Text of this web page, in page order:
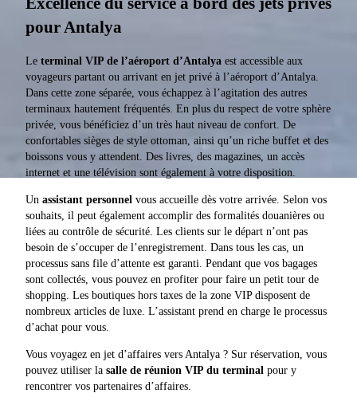
pour Antalya
Le terminal VIP de l’aéroport d’Antalya est accessible aux
voyageurs partant ou arrivant en jet privé à l’aéroport d’Antalya.
Dans cette zone séparée, vous échappez à l’agitation des autres
terminaux hautement fréquentés. En plus du respect de votre sphère
privée, vous bénéficiez d’un très haut niveau de confort. De
confortables sièges de style ottoman, ainsi qu’un riche buffet et des
boissons vous y attendent. Des livres, des magazines, un accès
internet et une télévision sont également à votre disposition.
Un assistant personnel vous accueille dès votre arrivée. Selon vos
souhaits, il peut également accomplir des formalités douanières ou
liées au contrôle de sécurité. Les clients sur le départ n’ont pas
besoin de s’occuper de l’enregistrement. Dans tous les cas, un
processus sans file d’attente est garanti. Pendant que vos bagages
sont collectés, vous pouvez en profiter pour faire un petit tour de
shopping. Les boutiques hors taxes de la zone VIP disposent de
nombreux articles de luxe. L’assistant prend en charge le processus
d’achat pour vous.
Vous voyagez en jet d’affaires vers Antalya ? Sur réservation, vous
pouvez utiliser la salle de réunion VIP du terminal pour y
rencontrer vos partenaires d’affaires.